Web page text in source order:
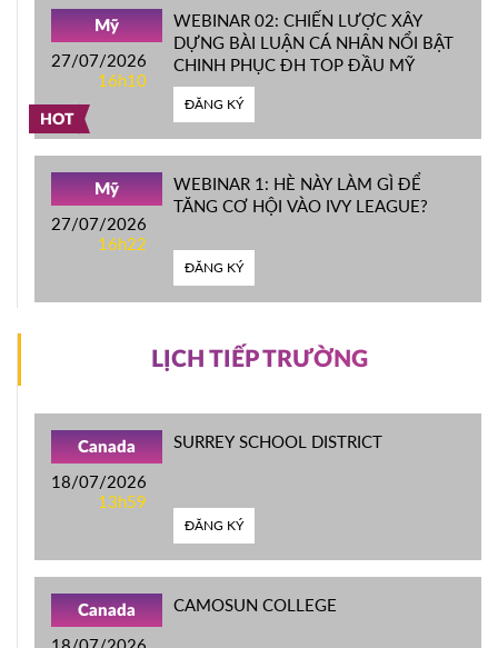
HOT
Mỹ
27/07/2026
16h10
WEBINAR 02: CHIẾN LƯỢC XÂY
DỰNG BÀI LUẬN CÁ NHÂN NỔI BẬT
CHINH PHỤC ĐH TOP ĐẦU MỸ
ĐĂNG KÝ
Mỹ
27/07/2026
16h22
WEBINAR 1: HÈ NÀY LÀM GÌ ĐỂ
TĂNG CƠ HỘI VÀO IVY LEAGUE?
ĐĂNG KÝ
LỊCH TIẾP TRƯỜNG
Canada
18/07/2026
13h59
SURREY SCHOOL DISTRICT
ĐĂNG KÝ
Canada CAMOSUN COLLEGE